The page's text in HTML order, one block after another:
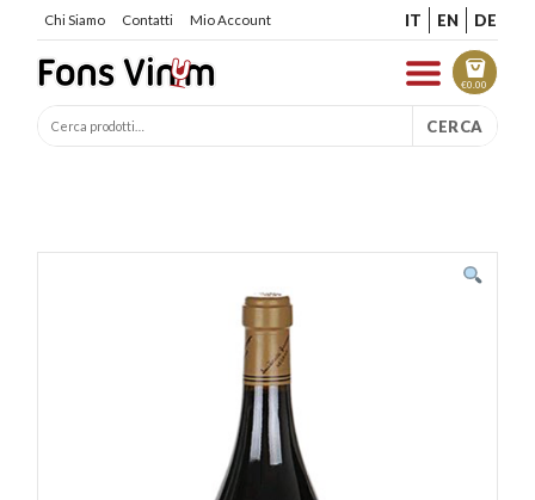
Chi Siamo Contatti Mio Account IT EN DE
€0.00
CERCA